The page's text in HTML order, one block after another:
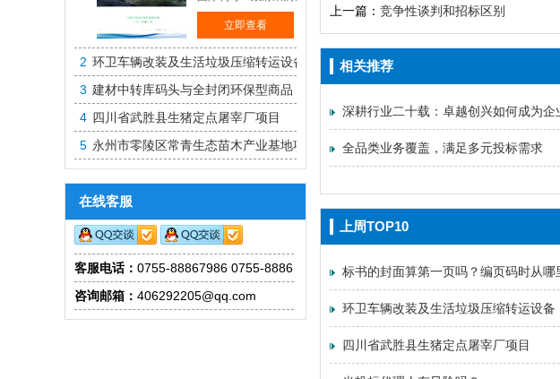
立即查看
2 环卫车辆改装及生活垃圾压缩转运设备
3 建材中转库码头与全封闭环保型商品
4 四川省武胜县生猪定点屠宰厂项目
5 永州市零陵区常青生态苗木产业基地项目
在线客服
客服电话： 0755-88867986 0755-88861830
咨询邮箱： 406292205@qq.com
上一篇： 竞争性谈判和招标区别
相关推荐
深耕行业二十载：卓越创兴如何成为企
全品类业务覆盖，满足多元投标需求
上周TOP10
标书的封面算第一页吗？编页码时从哪
环卫车辆改装及生活垃圾压缩转运设备
四川省武胜县生猪定点屠宰厂项目